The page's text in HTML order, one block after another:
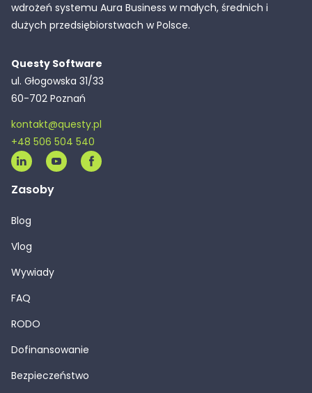
wdrożeń systemu Aura Business w małych, średnich i
dużych przedsiębiorstwach w Polsce.
Questy Software
ul. Głogowska 31/33
60-702 Poznań
kontakt@questy.pl
+48 506 504 540
Zasoby
Blog
Vlog
Wywiady
FAQ
RODO
Dofinansowanie
Bezpieczeństwo